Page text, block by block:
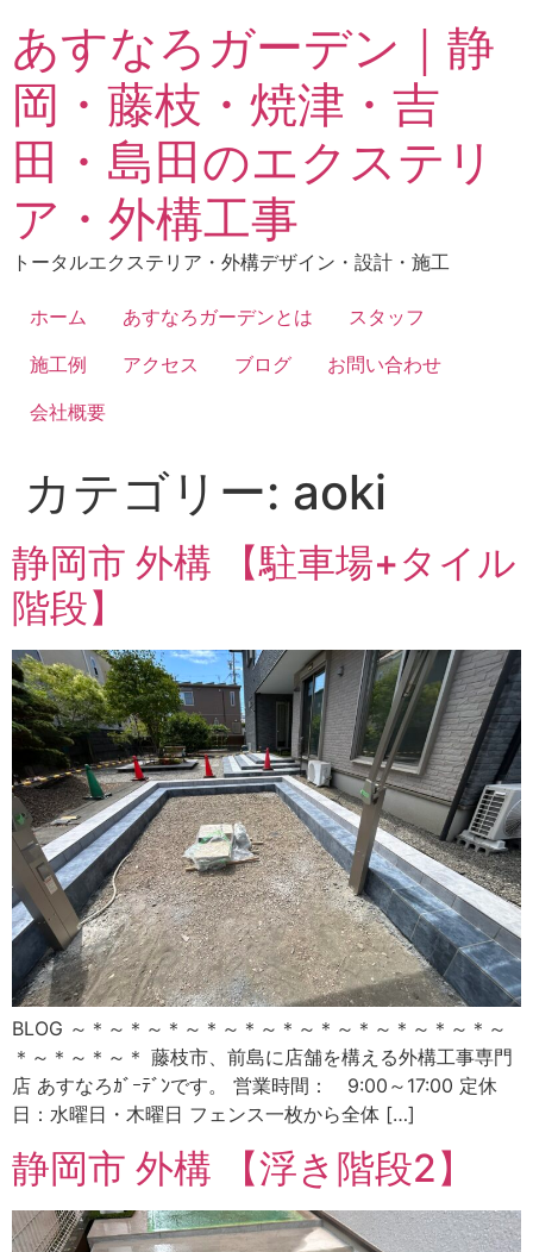
あすなろガーデン｜静
岡・藤枝・焼津・吉
田・島田のエクステリ
ア・外構工事
トータルエクステリア・外構デザイン・設計・施工
ホーム あすなろガーデンとは
スタッフ
施工例
アクセス ブログ
お問い合わせ
会社概要
カテゴリー: aoki
静岡市 外構 【駐車場+タイル
階段】
BLOG ～＊～＊～＊～＊～＊～＊～＊～＊～＊～＊～＊～
＊～＊～＊～＊ 藤枝市、前島に店舗を構える外構工事専門
店 あすなろｶﾞｰﾃﾞﾝです。 営業時間： 9:00～17:00 定休
日：水曜日・木曜日 フェンス一枚から全体 […]
静岡市 外構 【浮き階段2】